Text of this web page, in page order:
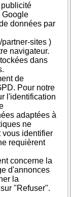
sociale,
africaine, importe
de vous assurer
du Sud.
nécessaire à
au rating de
et au suivi
toutes les
du Sud.
(PTY) LTD
SONS
(PTY) LTD
Google
données par
sites )
navigateur.
dans
de
Pour notre
l'identification
adaptées à
ne
vous identifier
requièrent
concerne la
d'annonces
la
"Refuser".